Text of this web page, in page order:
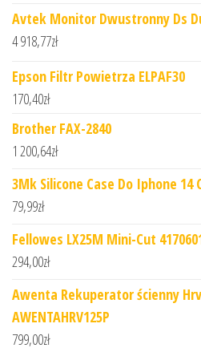
Avtek Monitor Dwustronny Ds
4 918,77zł
Epson Filtr Powietrza ELPAF30
170,40zł
Brother FAX-2840
1 200,64zł
3Mk Silicone Case Do Iphone 14
79,99zł
Fellowes LX25M Mini-Cut
294,00zł
Awenta Rekuperator ścienny
AWENTAHRV125P
799,00zł